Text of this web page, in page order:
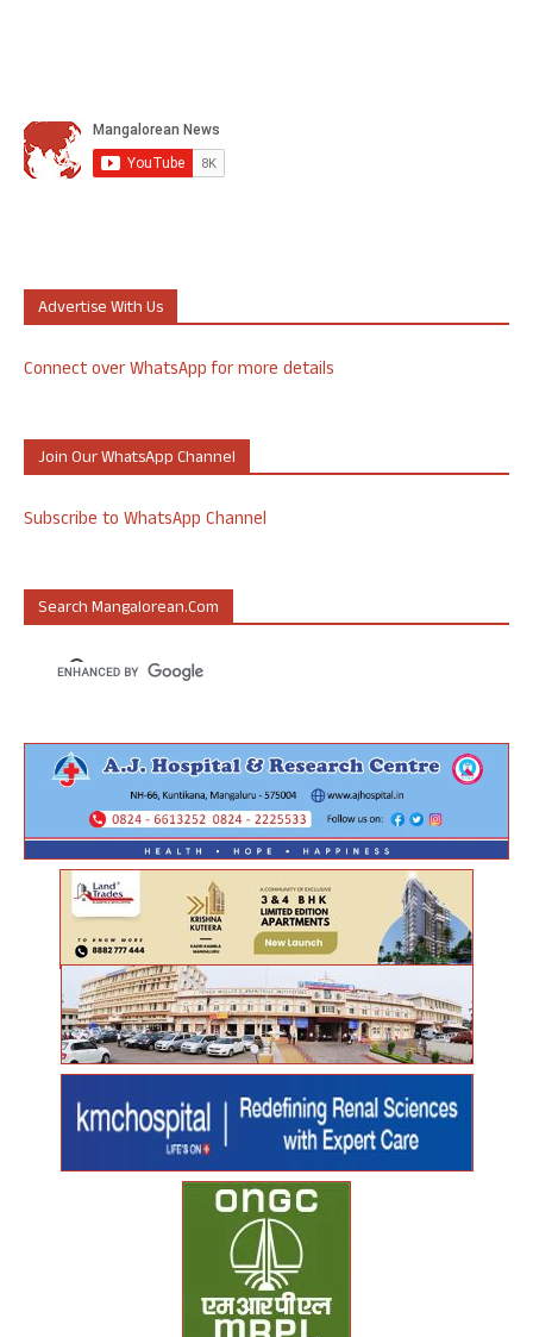
Advertise With Us
Connect over WhatsApp for more details
Join Our WhatsApp Channel
Subscribe to WhatsApp Channel
Search Mangalorean.com